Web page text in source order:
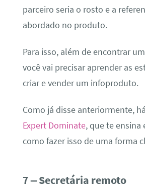
parceiro seria o rosto e a
abordado no produto.
Para isso, além de encontrar
você vai precisar aprender as
criar e vender um infoproduto.
Como já disse anteriormente,
Expert Dominate, que te ensina
como fazer isso de uma forma
7 – Secretária remoto